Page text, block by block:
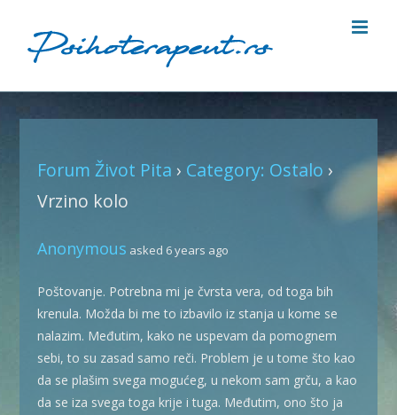
Forum Život Pita › Category: Ostalo ›
Vrzino kolo
Anonymous asked 6 years ago
Poštovanje. Potrebna mi je čvrsta vera, od toga bih
krenula. Možda bi me to izbavilo iz stanja u kome se
nalazim. Međutim, kako ne uspevam da pomognem
sebi, to su zasad samo reči. Problem je u tome što kao
da se plašim svega mogućeg, u nekom sam grču, a kao
da se iza svega toga krije i tuga. Međutim, ono što ja